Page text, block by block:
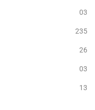
03
235
26
03
13